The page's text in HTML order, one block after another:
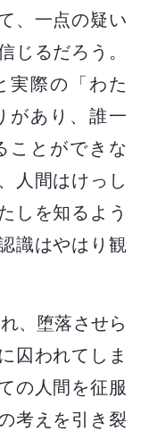
、一点の疑い
じるだろう。
実際の「わた
があり、誰一
ことができな
人間はけっし
しを知るよう
識はやはり観
、堕落させら
囚われてしま
の人間を征服
考えを引き裂